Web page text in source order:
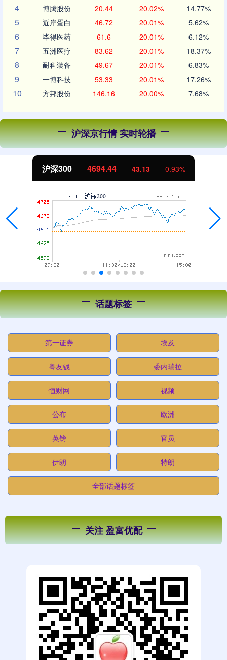
4 博腾股份 20.44 20.02% 14.77%
5 近岸蛋白 46.72 20.01% 5.62%
6 毕得医药 61.6 20.01% 6.12%
7 五洲医疗 83.62 20.01% 18.37%
8 耐科装备 49.67 20.01% 6.83%
9 一博科技 53.33 20.01% 17.26%
10 方邦股份 146.16 20.00% 7.68%
沪深京行情 实时轮播
北证50 1134.24 11.37 1.01%
话题标签
第一证券 埃及
粤友钱 委内瑞拉
恒财网 视频
公布 欧洲
英镑 官员
伊朗 特朗
全部话题标签
关注 盈富优配